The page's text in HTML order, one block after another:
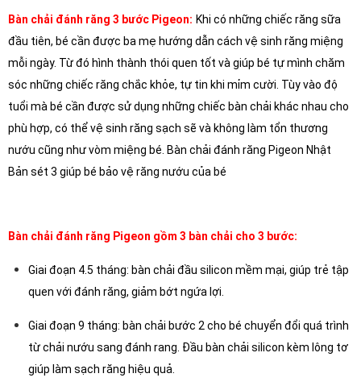
Bàn chải đánh răng 3 bước Pigeon: Khi có những chiếc răng sữa
đầu tiên, bé cần được ba mẹ hướng dẫn cách vệ sinh răng miệng
mỗi ngày. Từ đó hình thành thói quen tốt và giúp bé tự mình chăm
sóc những chiếc răng chắc khỏe, tự tin khi mỉm cười. Tùy vào độ
tuổi mà bé cần được sử dụng những chiếc bàn chải khác nhau cho
phù hợp, có thể vệ sinh răng sạch sẽ và không làm tổn thương
nướu cũng như vòm miệng bé. Bàn chải đánh răng Pigeon Nhật
Bản sét 3 giúp bé bảo vệ răng nướu của bé
Bàn chải đánh răng Pigeon gồm 3 bàn chải cho 3 bước:
Giai đoạn 4.5 tháng: bàn chải đầu silicon mềm mại, giúp trẻ tập
quen với đánh răng, giảm bớt ngứa lợi.
Giai đoạn 9 tháng: bàn chải bước 2 cho bé chuyển đổi quá trình
từ chải nướu sang đánh rang. Đầu bàn chải silicon kèm lông tơ
giúp làm sạch răng hiệu quả.